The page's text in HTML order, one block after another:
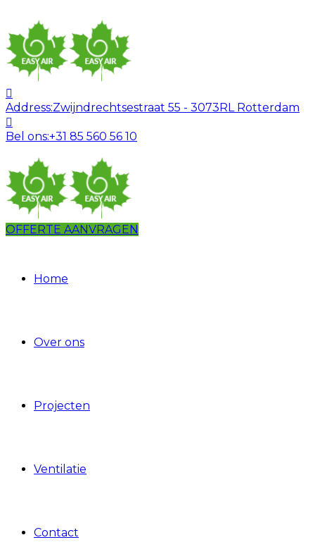
Address:Zwijndrechtsestraat 55 - 3073RL Rotterdam
Bel ons:+31 85 560 56 10
OFFERTE AANVRAGEN
Home
Over ons
Projecten
Ventilatie
Contact